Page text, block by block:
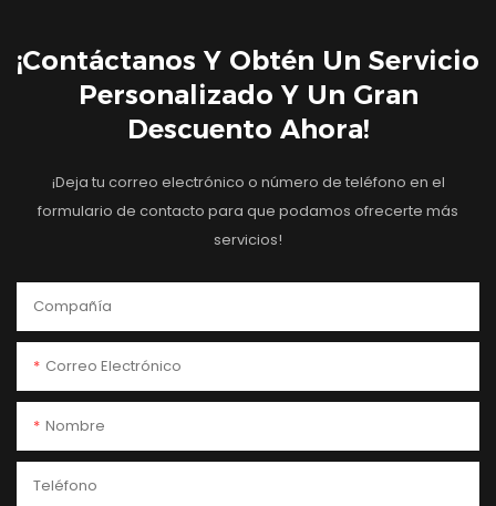
¡Contáctanos Y Obtén Un Servicio
Personalizado Y Un Gran
Descuento Ahora!
¡Deja tu correo electrónico o número de teléfono en el
formulario de contacto para que podamos ofrecerte más
servicios!
Compañía
Correo Electrónico
Nombre
Teléfono